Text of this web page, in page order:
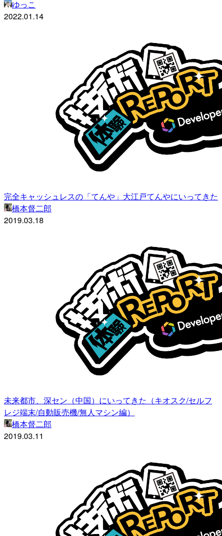
ゆっこ
2022.01.14
完全キャッシュレスの「てんや」大江戸てんやにいってきた
橋本督二郎
2019.03.18
未来都市、深セン（中国）にいってきた（キオスク/セルフ
レジ端末/自動販売機/無人マシン編）
橋本督二郎
2019.03.11